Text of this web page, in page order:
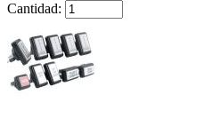
Cantidad: